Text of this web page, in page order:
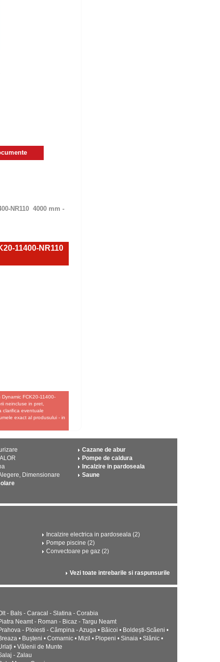
NR110 4000 mm -
11400-NR110
FCK20-11400-
neincluse in pret,
clarifica eventuale
exact al produsului - in
Dimensionare
Cazane de abur
Pompe de caldura
Incalzire in pardoseala
Saune
Incalzire electrica in pardoseala (2)
Pompe piscine (2)
Convectoare pe gaz (2)
Vezi toate intrebarile si raspunsurile
- Bals - Caracal - Slatina - Corabia
Neamt - Roman - Bicaz - Targu Neamt
- Ploiesti - Câmpina - Azuga • Băicoi • Boldești-Scăeni •
• Bușteni • Comarnic • Mizil • Plopeni • Sinaia • Slănic •
• Vălenii de Munte
- Zalau